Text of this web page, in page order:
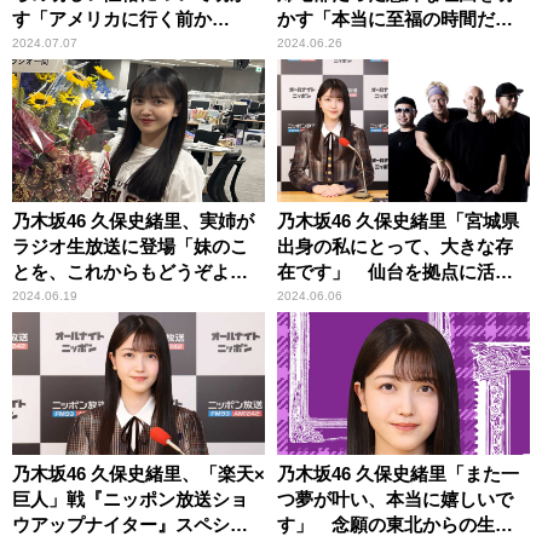
す「アメリカに行く前か
ら……」
2024.07.07
かす「本当に至福の時間だっ
た」
2024.06.26
乃木坂46 久保史緒里、実姉が
ラジオ生放送に登場「妹のこ
とを、これからもどうぞよろ
しくお願いいたします」
2024.06.19
乃木坂46 久保史緒里「宮城県
出身の私にとって、大きな存
在です」 仙台を拠点に活動
する、あのアーティストも生
登場！ 6月12日、仙台からの
『乃木坂46のオールナイトニ
ッポン』
2024.06.06
乃木坂46 久保史緒里、「楽天×
巨人」戦『ニッポン放送ショ
ウアップナイター』スペシャ
乃木坂46 久保史緒里「また一
つ夢が叶い、本当に嬉しいで
す」 念願の東北からの生放